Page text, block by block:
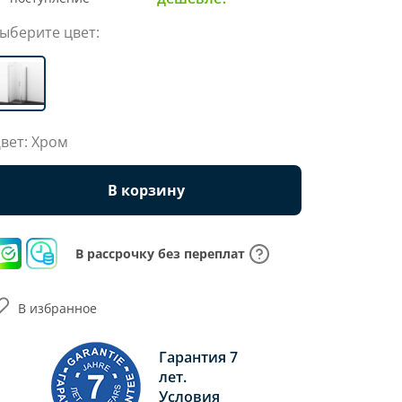
цвет:
Хром
В корзину
В рассрочку без переплат
Гарантия 7
лет.
Условия
В избранное